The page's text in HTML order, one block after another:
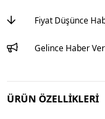
Fiyat Düşünce
Gelince Haber Ver
ÜRÜN ÖZELLIKLERI